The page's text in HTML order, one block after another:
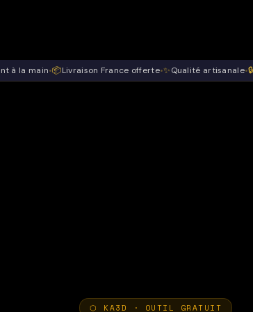
à la main•📦Livraison France offerte•✨Qualité artisanale•🔒
⬡ KA3D · OUTIL GRATUIT